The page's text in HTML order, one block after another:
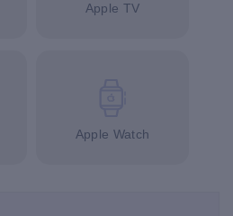
Apple TV
Apple Watch